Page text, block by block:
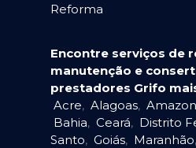
Reforma
Encontre serviços de
manutenção e
prestadores Grifo
Acre, Alagoas,
Bahia, Ceará, Distrito
Santo, Goiás, Maranhão,